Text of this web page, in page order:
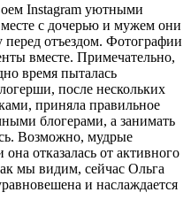
Instagram уютными
с дочерью и мужем они
перед отъездом. Фотографии
вместе. Примечательно,
время пыталась
после нескольких
приняла правильное
блогерами, а занимать
Возможно, мудрые
отказалась от активного
мы видим, сейчас Ольга
и наслаждается